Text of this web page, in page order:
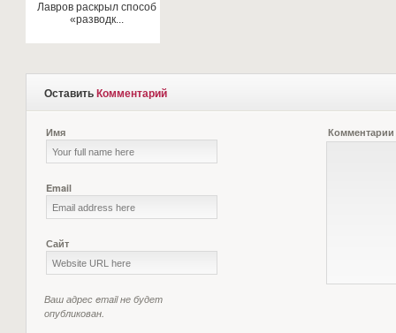
Лавров раскрыл способ
«разводк...
ОставитьКомментарий
Имя
Email
Сайт
Ваш адрес email не будет
опубликован.
Комментарии